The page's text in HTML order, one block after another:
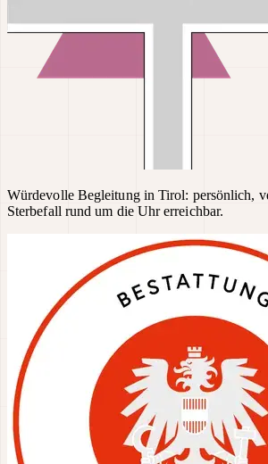
Würdevolle Begleitung in Tirol: persönlich,
Sterbefall rund um die Uhr erreichbar.